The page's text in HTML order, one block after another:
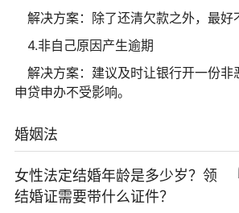
解决方案：除了还清欠款之外，最好
4.非自己原因产生逾期
解决方案：建议及时让银行开一份非
申贷申办不受影响。
婚姻法
女性法定结婚年龄是多少岁？领
结婚证需要带什么证件？